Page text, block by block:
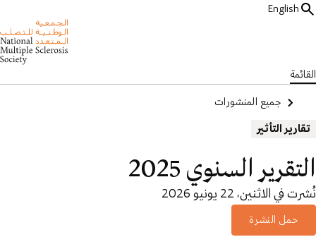
English
القائمة
جميع المنشورات
تقارير التأثير
التقرير السنوي 2025
نُشرت في الاثنين، 22 يونيو 2026
حمل النشرة